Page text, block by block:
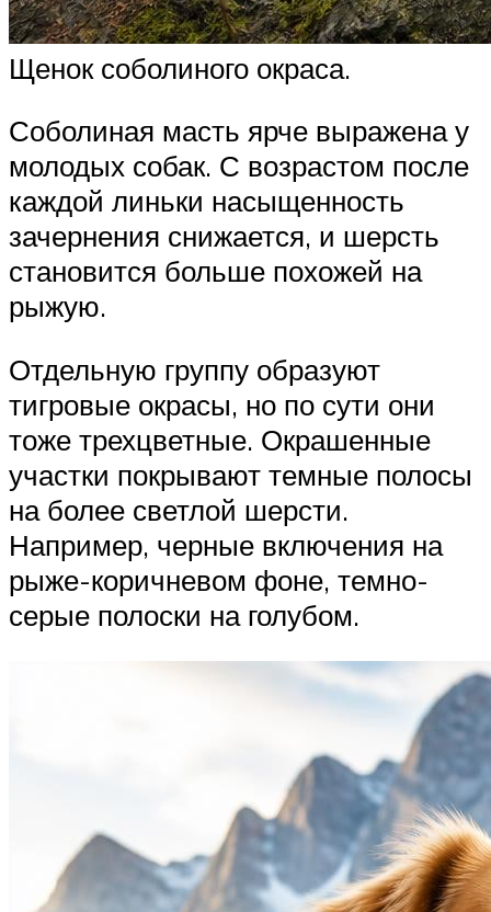
Щенок соболиного окраса.
Соболиная масть ярче выражена у
молодых собак. С возрастом после
каждой линьки насыщенность
зачернения снижается, и шерсть
становится больше похожей на
рыжую.
Отдельную группу образуют
тигровые окрасы, но по сути они
тоже трехцветные. Окрашенные
участки покрывают темные полосы
на более светлой шерсти.
Например, черные включения на
рыже-коричневом фоне, темно-
серые полоски на голубом.